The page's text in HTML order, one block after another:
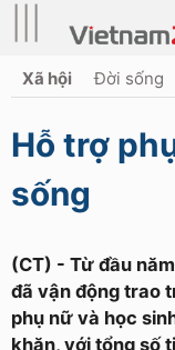
Xã hội Đời sống
Hỗ trợ
sống
(CT) - Từ đầu
đã vận động trao
phụ nữ và học
khăn, với tổng số